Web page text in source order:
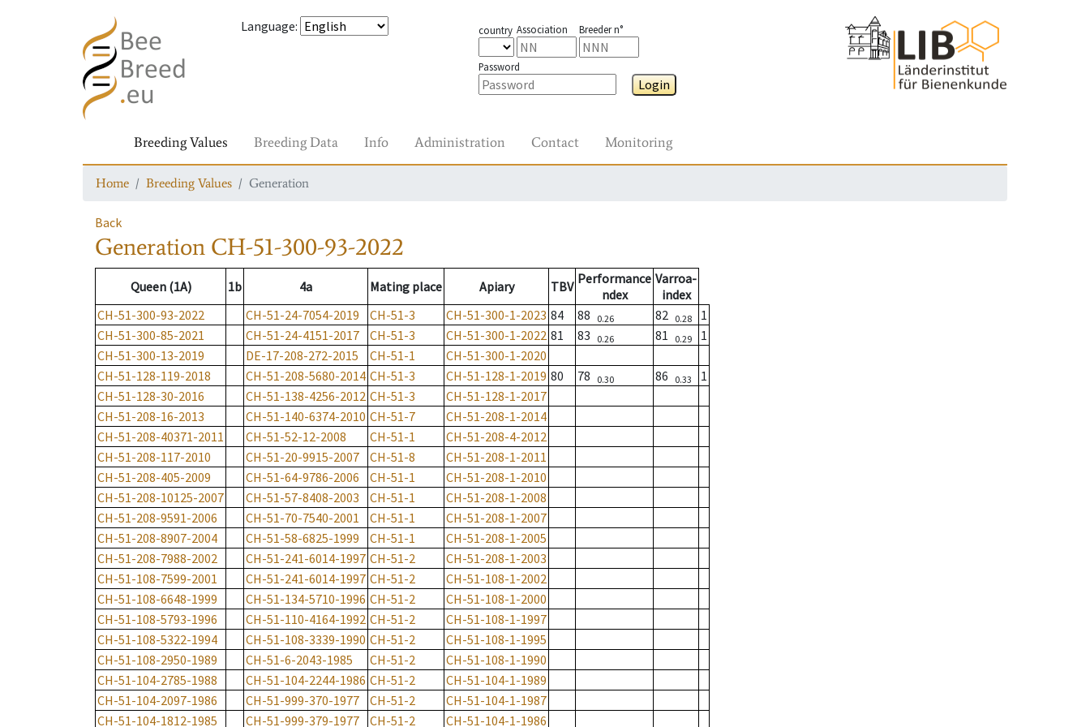
Language: country Association Breeder n°
Password
Login
Breeding Values Breeding Data Info Administration Contact Monitoring
Home Breeding Values Generation
Back
Generation CH-51-300-93-2022
Queen (1A) 1b 4a Mating place Apiary TBV Performance
ndex
Varroa-
index
CH-51-300-93-2022
CH-51-24-7054-2019 CH-51-3 CH-51-300-1-2023 84 88 0.26 82 0.28
1
CH-51-300-85-2021
CH-51-24-4151-2017 CH-51-3 CH-51-300-1-2022 81 83 0.26 81 0.29
1
CH-51-300-13-2019
DE-17-208-272-2015 CH-51-1
CH-51-300-1-2020
CH-51-128-119-2018
CH-51-208-5680-2014 CH-51-3 CH-51-128-1-2019 80 78 0.30 86 0.33
1
CH-51-128-30-2016
CH-51-138-4256-2012 CH-51-3
CH-51-128-1-2017
CH-51-208-16-2013
CH-51-140-6374-2010 CH-51-7
CH-51-208-1-2014
CH-51-208-40371-2011
CH-51-52-12-2008 CH-51-1
CH-51-208-4-2012
CH-51-208-117-2010
CH-51-20-9915-2007 CH-51-8
CH-51-208-1-2011
CH-51-208-405-2009
CH-51-64-9786-2006 CH-51-1
CH-51-208-1-2010
CH-51-208-10125-2007
CH-51-57-8408-2003 CH-51-1
CH-51-208-1-2008
CH-51-208-9591-2006
CH-51-70-7540-2001 CH-51-1
CH-51-208-1-2007
CH-51-208-8907-2004
CH-51-58-6825-1999 CH-51-1
CH-51-208-1-2005
CH-51-208-7988-2002
CH-51-241-6014-1997 CH-51-2
CH-51-208-1-2003
CH-51-108-7599-2001
CH-51-241-6014-1997 CH-51-2
CH-51-108-1-2002
CH-51-108-6648-1999
CH-51-134-5710-1996 CH-51-2
CH-51-108-1-2000
CH-51-108-5793-1996
CH-51-110-4164-1992 CH-51-2
CH-51-108-1-1997
CH-51-108-5322-1994
CH-51-108-3339-1990 CH-51-2
CH-51-108-1-1995
CH-51-108-2950-1989
CH-51-6-2043-1985 CH-51-2
CH-51-108-1-1990
CH-51-104-2785-1988
CH-51-104-2244-1986 CH-51-2
CH-51-104-1-1989
CH-51-104-2097-1986
CH-51-999-370-1977 CH-51-2
CH-51-104-1-1987
CH-51-104-1812-1985
CH-51-999-379-1977 CH-51-2 CH-51-104-1-1986